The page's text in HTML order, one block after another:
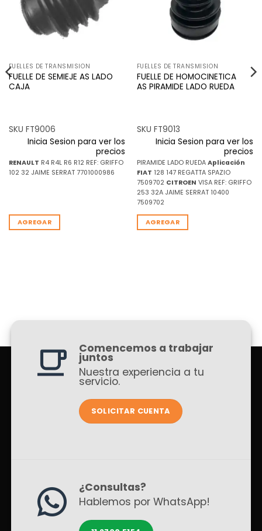
FUELLES DE TRANSMISION
FUELLE DE SEMIEJE AS LADO
CAJA
SKU FT9006
Inicia Sesion para ver los
precios
RENAULT R4 R4L R6 R12 REF: GRIFFO
102 32 JAIME SERRAT 7701000986
AGREGAR
FUELLES DE TRANSMISION
FUELLE DE HOMOCINETICA
AS PIRAMIDE LADO RUEDA
SKU FT9013
Inicia Sesion para ver los
precios
PIRAMIDE LADO RUEDA Aplicación
FIAT 128 147 REGATTA SPAZIO
7509702 CITROEN VISA REF: GRIFFO
253 32A JAIME SERRAT 10400
7509702
AGREGAR
Comencemos a trabajar
juntos
Nuestra experiencia a tu
servicio.
SOLICITAR CUENTA
¿Consultas?
Hablemos por WhatsApp!